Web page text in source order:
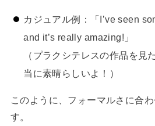
カジュアル例：「I’ve seen
and it’s really amazing!」
（プラクシテレスの作品を見
当に素晴らしいよ！）
このように、フォーマルさに合
す。